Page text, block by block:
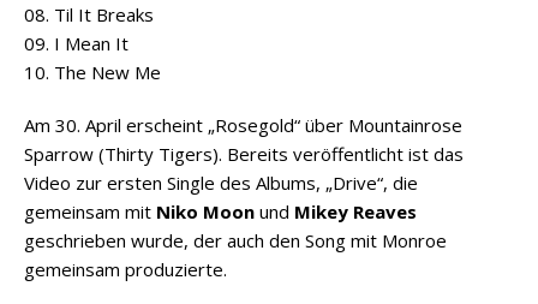
08. Til It Breaks
09. I Mean It
10. The New Me
Am 30. April erscheint „Rosegold“ über Mountainrose
Sparrow (Thirty Tigers). Bereits veröffentlicht ist das
Video zur ersten Single des Albums, „Drive“, die
gemeinsam mit Niko Moon und Mikey Reaves
geschrieben wurde, der auch den Song mit Monroe
gemeinsam produzierte.